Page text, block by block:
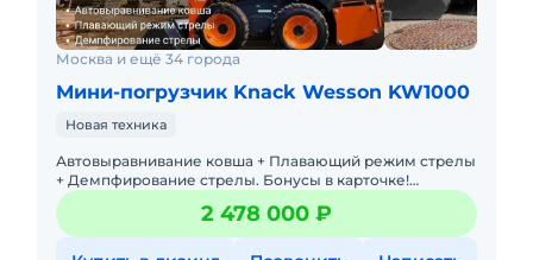
панели
Отопитель и кондиционер R134A
Большой дисплей с 4 камерами кругового
обзора
Сиденье «Комфорт» с джойстиками и
подлокотниками
Магнитола MP3+USB
Омыватель лобового и заднего стекол
LED проблесковый маячок
Москва и ещё 34 города
Мини-погрузчик Knack Wesson KW1000
Новая техника
Автовыравнивание ковша + Плавающий режим стрелы
+ Демпфирование стрелы. Бонусы в карточке!
Ключевые преимущества Knack Wesson KW1000-
Итальянские гидромоторы2 478 000 ₽